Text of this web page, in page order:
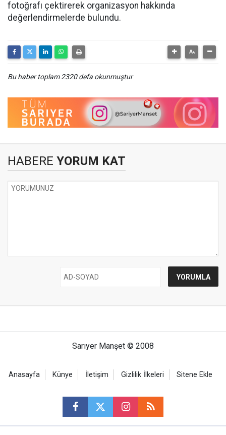
fotoğrafı çektirerek organizasyon hakkında
değerlendirmelerde bulundu.
Bu haber toplam 2320 defa okunmuştur
HABERE YORUM KAT
Sarıyer Manşet © 2008
Anasayfa Künye İletişim Gizlilik İlkeleri Sitene Ekle